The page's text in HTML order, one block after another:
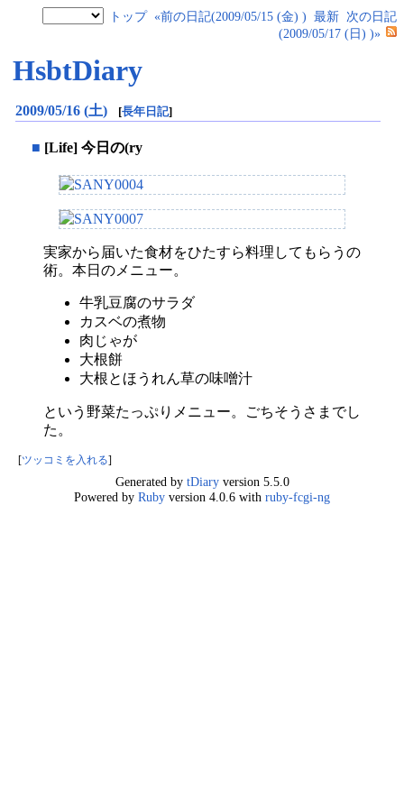
トップ «前の日記(2009/05/15 (金) ) 最新 次の日記
(2009/05/17 (日) )»
HsbtDiary
2009/05/16 (土) [長年日記]
■ [Life] 今日の(ry
実家から届いた食材をひたすら料理してもらうの
術。本日のメニュー。
牛乳豆腐のサラダ
カスベの煮物
肉じゃが
大根餅
大根とほうれん草の味噌汁
という野菜たっぷりメニュー。ごちそうさまでし
た。
[ツッコミを入れる]
Generated by tDiaryversion 5.5.0
Powered by Ruby version 4.0.6 with ruby-fcgi-ng